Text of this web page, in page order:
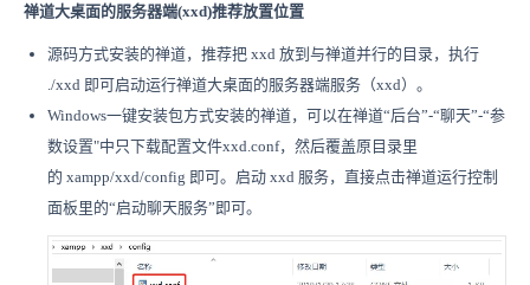
禅道大桌面的服务器端(xxd)推荐放置位置
源码方式安装的禅道，推荐把 xxd 放到与禅道并行的目录，执行
./xxd 即可启动运行禅道大桌面的服务器端服务（xxd）。
Windows一键安装包方式安装的禅道，可以在禅道“后台”-“聊天”-“参
数设置"中只下载配置文件xxd.conf，然后覆盖原目录里
的 xampp/xxd/config 即可。启动 xxd 服务，直接点击禅道运行控制
面板里的“启动聊天服务”即可。